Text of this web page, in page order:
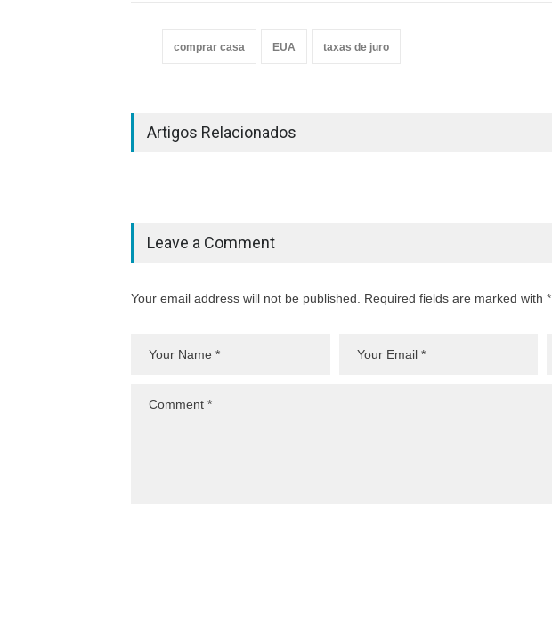
comprar casa EUA taxas de juro
Artigos Relacionados
Leave a Comment
Your email address will not be published. Required fields are marked with *